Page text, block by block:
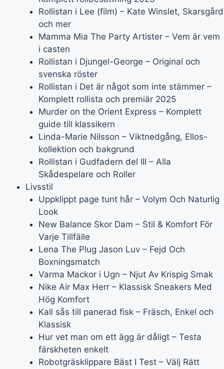
Rollistan i Lee (film) – Kate Winslet, Skarsgård
och mer
Mamma Mia The Party Artister – Vem är vem
i casten
Rollistan i Djungel-George – Original och
svenska röster
Rollistan i Det är något som inte stämmer –
Komplett rollista och premiär 2025
Murder on the Orient Express – Komplett
guide till klassikern
Linda-Marie Nilsson – Viktnedgång, Ellos-
kollektion och bakgrund
Rollistan i Gudfadern del III – Alla
Skådespelare och Roller
Livsstil
Uppklippt page tunt hår – Volym Och Naturlig
Look
New Balance Skor Dam – Stil & Komfort För
Varje Tillfälle
Lena The Plug Jason Luv – Fejd Och
Boxningsmatch
Varma Mackor i Ugn – Njut Av Krispig Smak
Nike Air Max Herr – Klassisk Sneakers Med
Hög Komfort
Kall sås till panerad fisk – Fräsch, Enkel och
Klassisk
Hur vet man om ett ägg är dåligt – Testa
färskheten enkelt
Robotgräsklippare Bäst I Test – Välj Rätt